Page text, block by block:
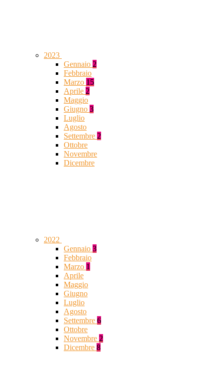
2023
Gennaio 2
Febbraio
Marzo 15
Aprile 2
Maggio
Giugno 3
Luglio
Agosto
Settembre 2
Ottobre
Novembre
Dicembre
2022
Gennaio 3
Febbraio
Marzo 1
Aprile
Maggio
Giugno
Luglio
Agosto
Settembre 6
Ottobre
Novembre 2
Dicembre 8